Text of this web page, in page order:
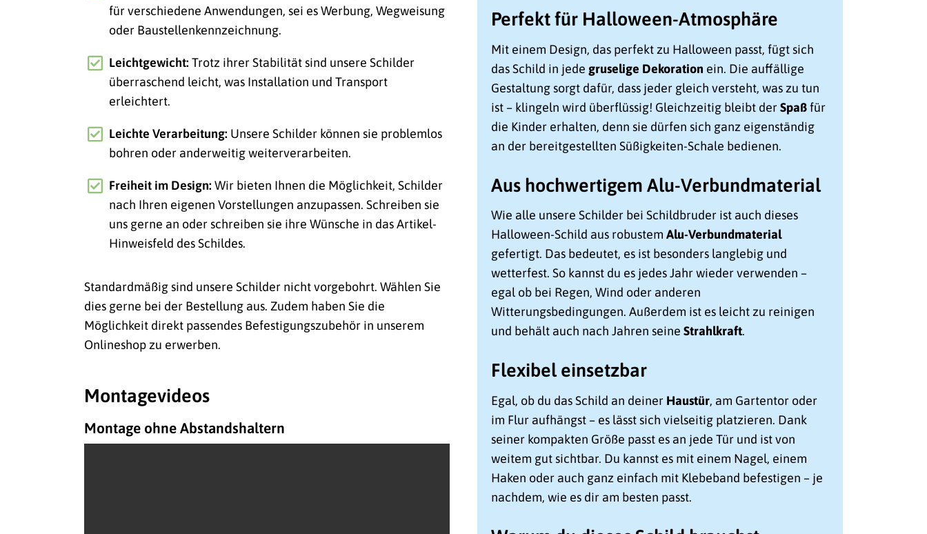
für verschiedene Anwendungen, sei es Werbung, Wegweisung
oder Baustellenkennzeichnung.
Leichtgewicht:Trotz ihrer Stabilität sind unsere Schilder
überraschend leicht, was Installation und Transport
erleichtert.
Leichte Verarbeitung: Unsere Schilder können sie problemlos
bohren oder anderweitig weiterverarbeiten.
Freiheit im Design:Wir bieten Ihnen die Möglichkeit, Schilder
nach Ihren eigenen Vorstellungen anzupassen. Schreiben sie
uns gerne an oder schreiben sie ihre Wünsche in das Artikel-
Hinweisfeld des Schildes.
Standardmäßig sind unsere Schilder nicht vorgebohrt. Wählen Sie
dies gerne bei der Bestellung aus. Zudem haben Sie die
Möglichkeit direkt passendes Befestigungszubehör in unserem
Onlineshop zu erwerben.
Montagevideos
Montage ohne Abstandshaltern
Perfekt für Halloween-Atmosphäre
Mit einem Design, das perfekt zu Halloween passt, fügt sich
das Schild in jede gruselige Dekoration ein. Die auffällige
Gestaltung sorgt dafür, dass jeder gleich versteht, was zu tun
ist – klingeln wird überflüssig! Gleichzeitig bleibt derSpaßfür
die Kinder erhalten, denn sie dürfen sich ganz eigenständig
an der bereitgestellten Süßigkeiten-Schale bedienen.
Aus hochwertigem Alu-Verbundmaterial
Wie alle unsere Schilder bei Schildbruder ist auch dieses
Halloween-Schild aus robustem Alu-Verbundmaterial
gefertigt. Das bedeutet, es ist besonders langlebig und
wetterfest. So kannst du es jedes Jahr wieder verwenden –
egal ob bei Regen, Wind oder anderen
Witterungsbedingungen. Außerdem ist es leicht zu reinigen
und behält auch nach Jahren seine Strahlkraft.
Flexibel einsetzbar
Egal, ob du das Schild an deiner Haustür, am Gartentor oder
im Flur aufhängst – es lässt sich vielseitig platzieren. Dank
seiner kompakten Größe passt es an jede Tür und ist von
weitem gut sichtbar. Du kannst es mit einem Nagel, einem
Haken oder auch ganz einfach mit Klebeband befestigen – je
nachdem, wie es dir am besten passt.